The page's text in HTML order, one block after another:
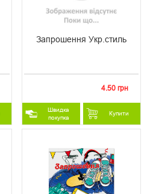
Запрошення Укр.стиль
4.50 грн
Швидка
покупка
Купити